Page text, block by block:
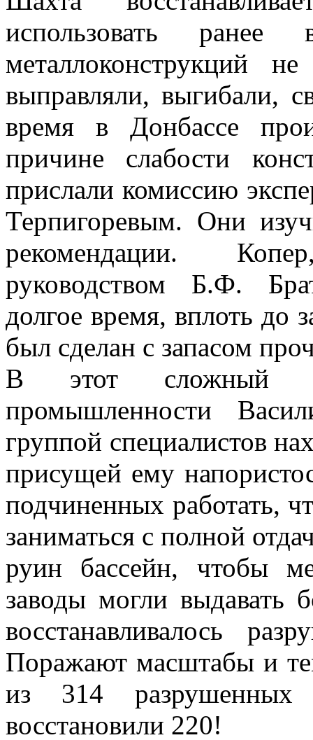
использовать
металлоконструкций
выправляли, выгибали,
время в Донбассе
причине слабости
прислали комиссию
Терпигоревым. Они
рекомендации.
руководством Б.Ф.
долгое время, вплоть до
был сделан с запасом
В этот сложный
промышленности
группой специалистов
присущей ему
подчиненных работать,
заниматься с полной
руин бассейн, чтобы
заводы могли выдавать
восстанавливалось
Поражают масштабы и
из 314 разрушенных
восстановили 220!